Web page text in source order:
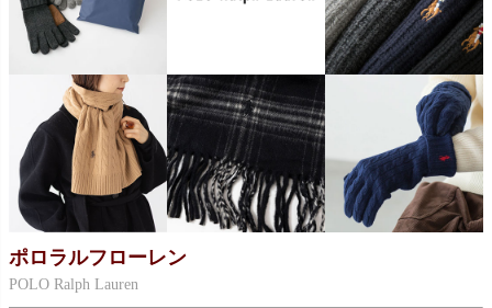
ポロラルフローレン
POLO Ralph Lauren